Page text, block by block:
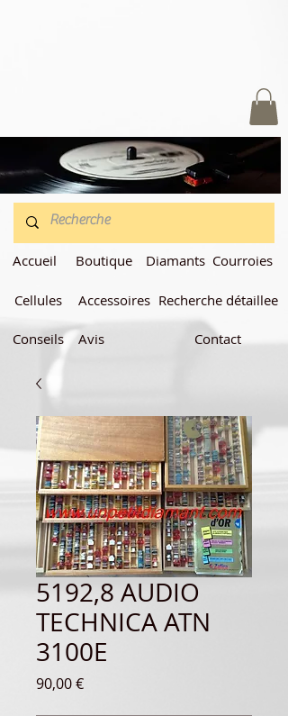
Accueil
Cellules
Conseils
Boutique
Accessoires
Avis
Diamants Courroies
Recherche détaillee
Contact
5192,8 AUDIO
TECHNICA ATN
3100E
90,00 €Prix